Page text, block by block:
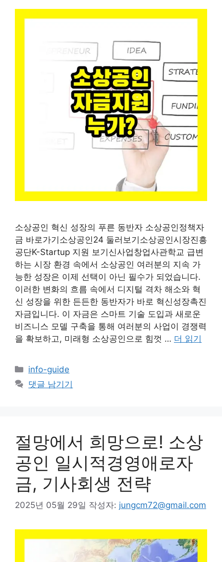
소상공인 혁신 성장의 푸른 동반자 소상공인정책자
금 바로가기소상공인24 둘러보기소상공인시장진흥
공단K-Startup 지원 보기신사업창업사관학교 급변
하는 시장 환경 속에서 소상공인 여러분의 지속 가
능한 성장은 이제 선택이 아닌 필수가 되었습니다.
이러한 변화의 흐름 속에서 디지털 격차 해소와 혁
신 성장을 위한 든든한 동반자가 바로 혁신성장촉진
자금입니다. 이 자금은 스마트 기술 도입과 새로운
비즈니스 모델 구축을 통해 여러분의 사업이 경쟁력
을 확보하고, 미래형 소상공인으로 힘껏 … 더 읽기
카
테
고
info-guide
댓글 남기기
절망에서 희망으로! 소상
공인 일시적경영애로자
금, 기사회생 전략
2025년 05월 29일 작성자: jungcm72@gmail.com